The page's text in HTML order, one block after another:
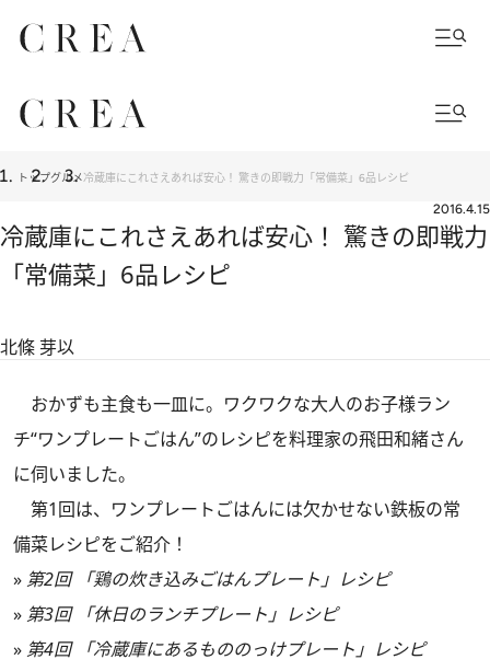
トップグルメ冷蔵庫にこれさえあれば安心！ 驚きの即戦力「常備菜」6品レシピ
2016.4.15
冷蔵庫にこれさえあれば安心！ 驚きの即戦力
「常備菜」6品レシピ
北條 芽以
おかずも主食も一皿に。ワクワクな大人のお子様ラン
チ“ワンプレートごはん”のレシピを料理家の飛田和緒さん
に伺いました。
第1回は、ワンプレートごはんには欠かせない鉄板の常
備菜レシピをご紹介！
» 第2回 「鶏の炊き込みごはんプレート」レシピ
» 第3回 「休日のランチプレート」レシピ
» 第4回 「冷蔵庫にあるもののっけプレート」レシピ